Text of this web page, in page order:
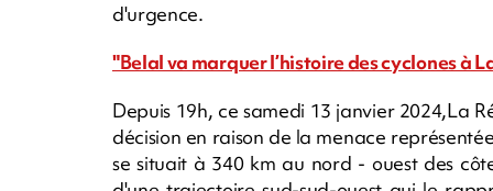
d'urgence.
"Belal va marquer l’histoire des cyclones à
Depuis 19h, ce samedi 13 janvier 2024,La
décision en raison de la menace
se situait à 340 km au nord - ouest des